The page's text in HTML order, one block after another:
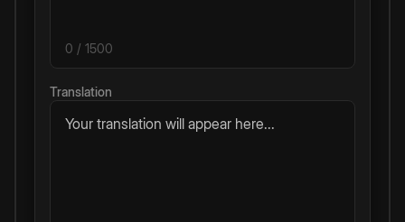
0 / 1500
Translation
Your translation will appear here...